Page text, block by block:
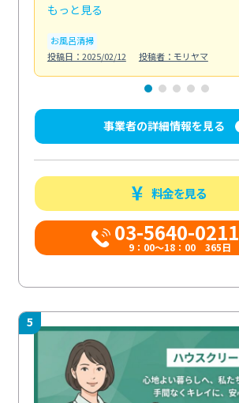
もっと見る
お風呂清掃
投稿日：2025/02/12
投稿者：モリヤマ
事業者の詳細情報を見る
料金を見る
03-5640-0211
9：00～18：00 365日
5